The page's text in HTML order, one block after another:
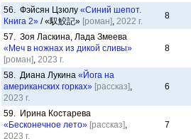
56. Фэйсян Цзюлу «Синий шепот.
Книга 2» / «馭鮫記» [роман], 2022 г.
8
57. Зоя Ласкина, Лада Змеева
«Меч в ножнах из дикой сливы»
[роман], 2023 г.
8
58. Диана Лукина «Йога на
американских горках» [рассказ],
2023 г.
6
59. Ирина Костарева
«Бесконечное лето» [рассказ],
2023 г.
7